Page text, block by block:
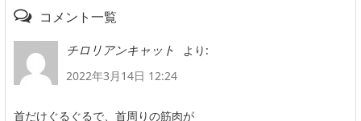
コメント一覧
チロリアンキャット
より:
2022年3月14日 12:24
首だけぐるぐるで、首周りの筋肉が